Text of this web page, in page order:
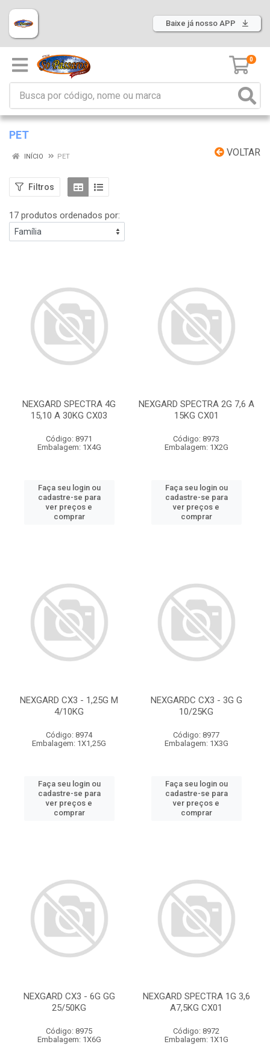
Baixe já nosso APP
0
PET
VOLTAR
INÍCIO PET
Filtros
17 produtos ordenados por:
NEXGARD SPECTRA 4G
15,10 A 30KG CX03
Código: 8971
Embalagem: 1X4G
Faça seu login ou
cadastre-se para
ver preços e
comprar
NEXGARD SPECTRA 2G 7,6 A
15KG CX01
Código: 8973
Embalagem: 1X2G
Faça seu login ou
cadastre-se para
ver preços e
comprar
NEXGARD CX3 - 1,25G M
4/10KG
Código: 8974
Embalagem: 1X1,25G
Faça seu login ou
cadastre-se para
ver preços e
comprar
NEXGARDC CX3 - 3G G
10/25KG
Código: 8977
Embalagem: 1X3G
Faça seu login ou
cadastre-se para
ver preços e
comprar
NEXGARD CX3 - 6G GG
25/50KG
Código: 8975
Embalagem: 1X6G
NEXGARD SPECTRA 1G 3,6
A7,5KG CX01
Código: 8972
Embalagem: 1X1G